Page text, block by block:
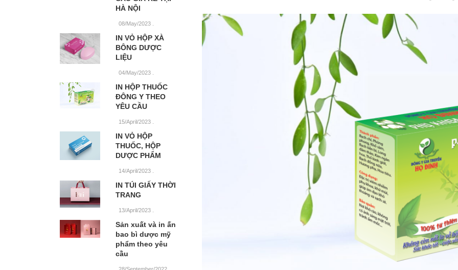
HÀ NỘI
08/May/2023
IN VỎ HỘP XÀ
BÔNG DƯỢC
LIỆU
04/May/2023
IN HỘP THUỐC
ĐÔNG Y THEO
YÊU CẦU
15/April/2023
IN VỎ HỘP
THUỐC, HỘP
DƯỢC PHẨM
14/April/2023
IN TÚI GIẤY THỜI
TRANG
13/April/2023
Sản xuất và in ấn
bao bì dược mỹ
phẩm theo yêu
cầu